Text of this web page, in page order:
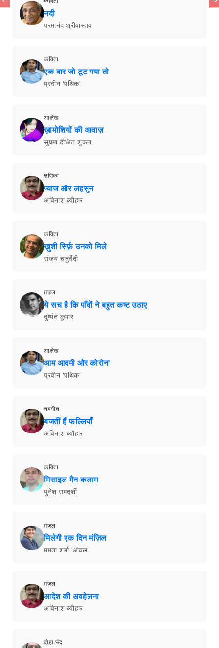
नदी
परमानंद श्रीवास्तव
कविता
एक बार जो टूट गया तो
प्रवीन 'पथिक'
आलेख
ख़ामोशियों की आवाज़
सुषमा दीक्षित शुक्ला
क्षणिका
प्याज और लहसुन
अविनाश ब्यौहार
कविता
ख़ुशी सिर्फ़ उनको मिले
संजय चतुर्वेदी
ग़ज़ल
ये सच है कि पाँवों ने बहुत कष्ट उठाए
दुष्यंत कुमार
आलेख
आम आदमी और कोरोना
प्रवीन 'पथिक'
नवगीत
बजतीं हैं फल्लियाँ
अविनाश ब्यौहार
कविता
मिसाइल मैन कलाम
पुनेश समदर्शी
ग़ज़ल
मिलेगी एक दिन मंज़िल
ममता शर्मा 'अंचल'
ग़ज़ल
आदेश की अवहेलना
अविनाश ब्यौहार
दोहा छंद